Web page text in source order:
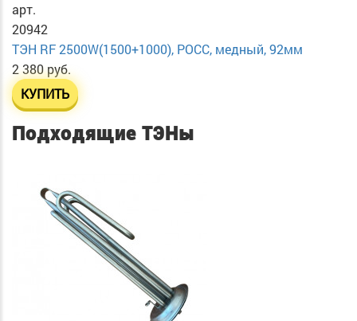
арт.
20942
ТЭН RF 2500W(1500+1000), РОСС, медный, 92мм
2 380 руб.
КУПИТЬ
Подходящие ТЭНы